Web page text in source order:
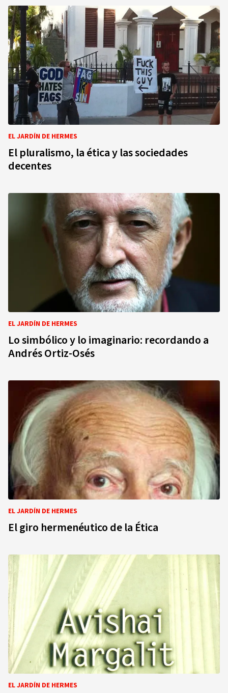
EL JARDÍN DE HERMES
El pluralismo, la ética y las sociedades
decentes
EL JARDÍN DE HERMES
Lo simbólico y lo imaginario: recordando a
Andrés Ortiz-Osés
EL JARDÍN DE HERMES
El giro hermenéutico de la Ética
EL JARDÍN DE HERMES